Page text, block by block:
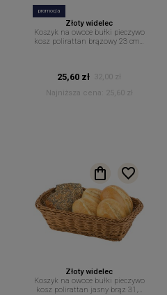
promocja
Złoty widelec
Koszyk na owoce bułki pieczywo
kosz polirattan brązowy 23 cm x
25,60 zł
32,00 zł
Najniższa cena:
25,60 zł
Złoty widelec
Koszyk na owoce bułki pieczywo
kosz polirattan jasny brąz 31,5